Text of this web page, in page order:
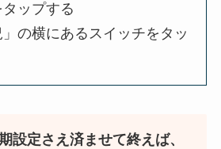
タップする
」の横にあるスイッチをタッ
設定さえ済ませて終えば、